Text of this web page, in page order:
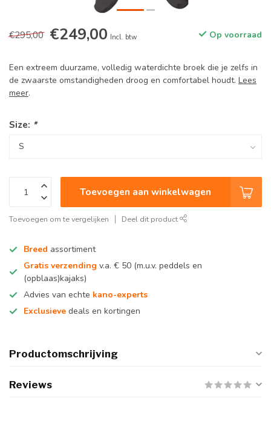
€295,00 €249,00 Incl. btw Op voorraad
Een extreem duurzame, volledig waterdichte broek die je zelfs in
de zwaarste omstandigheden droog en comfortabel houdt. Lees
meer.
Size: *
Toevoegen aan winkelwagen
Toevoegen om te vergelijken Deel dit product
Breed assortiment
Gratis verzending v.a. € 50 (m.u.v. peddels en
(opblaas)kajaks)
Advies van echte kano-experts
Exclusieve deals en kortingen
Productomschrijving
Reviews